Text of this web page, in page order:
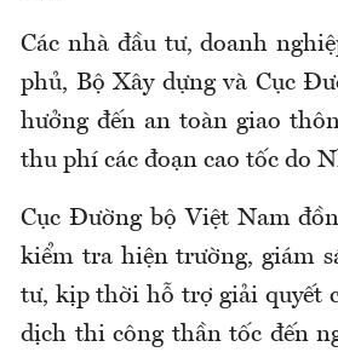
Các nhà đầu tư, doanh
phủ, Bộ Xây dựng và Cục
hưởng đến an toàn giao
thu phí các đoạn cao tốc do
Cục Đường bộ Việt Nam
kiểm tra hiện trường, giám
tư, kịp thời hỗ trợ giải quyết
dịch thi công thần tốc đến